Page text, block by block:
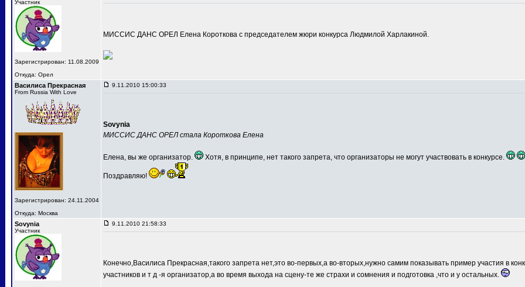
Участник
Зарегистрирован: 11.08.2009
Откуда: Орел
МИССИС ДАНС ОРЕЛ Елена Короткова с председателем жюри конкурса Людмилой Харлакиной.
Василиса Прекрасная
From Russia With Love
Зарегистрирован: 24.11.2004
Откуда: Москва
9.11.2010 15:00:33
Sovynia
МИССИС ДАНС ОРЕЛ стала Короткова Елена
Елена, вы же организатор. Хотя, в принципе, нет такого запрета, что организаторы не могут участвовать в конкурсе.
Поздравляю!
Sovynia
Участник
9.11.2010 21:58:33
Конечно,Василиса Прекрасная,такого запрета нет,это во-первых,а во-вторых,нужно самим показывать пример участия в
участников и т д -я организатор,а во время выхода на сцену-те же страхи и сомнения и подготовка ,что и у остальных.